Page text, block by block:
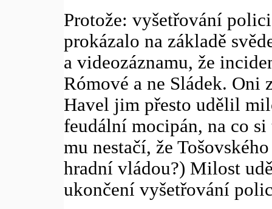
Protože: vyšetřování
prokázalo na základě
a videozáznamu, že
Rómové a ne Sládek. Oni
Havel jim přesto udělil
feudální mocipán, na co
mu nestačí, že
hradní vládou?) Milost
ukončení vyšetřování